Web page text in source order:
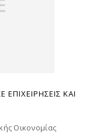
ΚΑΙ
Οικονομίας